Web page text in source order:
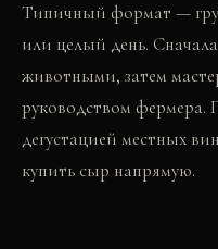
Типичный формат —
или целый день.
животными, затем
руководством фермера.
дегустацией местных
купить сыр напрямую.